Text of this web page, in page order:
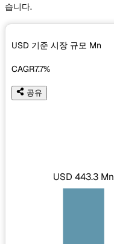
습니다.
USD 기준 시장 규모 Mn
CAGR7.7%
공유
USD 443.3 Mn